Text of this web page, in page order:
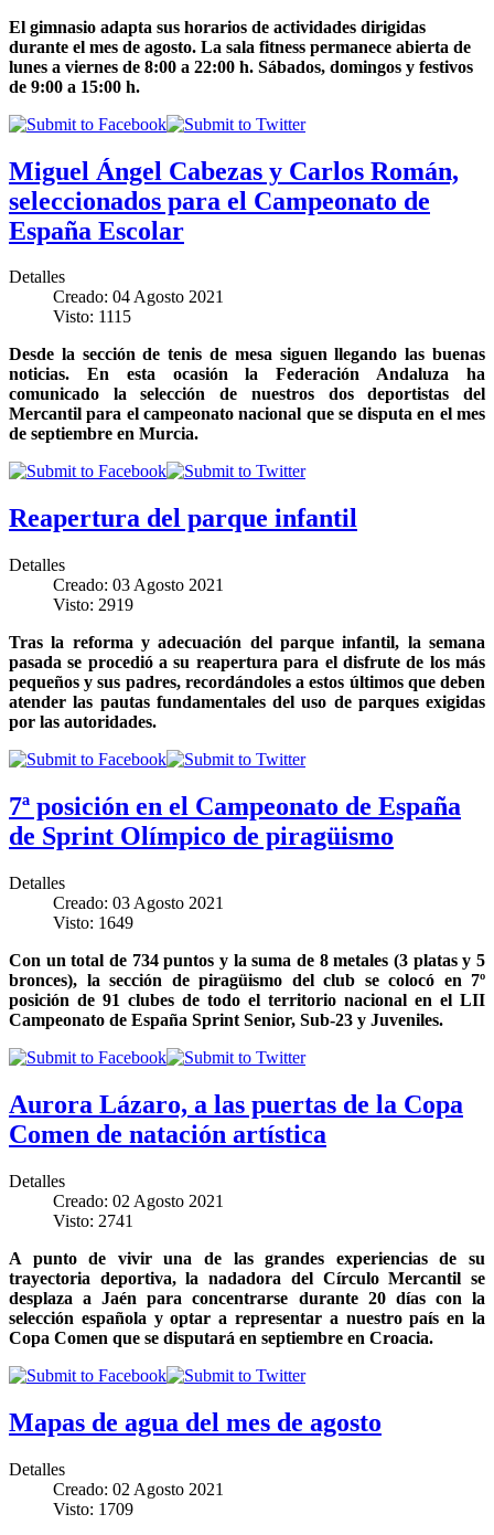
El gimnasio adapta sus horarios de actividades dirigidas
durante el mes de agosto. La sala fitness permanece abierta de
lunes a viernes de 8:00 a 22:00 h. Sábados, domingos y festivos
de 9:00 a 15:00 h.
Miguel Ángel Cabezas y Carlos Román,
seleccionados para el Campeonato de
España Escolar
Detalles
Creado: 04 Agosto 2021
Visto: 1115
Desde la sección de tenis de mesa siguen llegando las buenas
noticias. En esta ocasión la Federación Andaluza ha
comunicado la selección de nuestros dos deportistas del
Mercantil para el campeonato nacional que se disputa en el mes
de septiembre en Murcia.
Reapertura del parque infantil
Detalles
Creado: 03 Agosto 2021
Visto: 2919
Tras la reforma y adecuación del parque infantil, la semana
pasada se procedió a su reapertura para el disfrute de los más
pequeños y sus padres, recordándoles a estos últimos que deben
atender las pautas fundamentales del uso de parques exigidas
por las autoridades.
7ª posición en el Campeonato de España
de Sprint Olímpico de piragüismo
Detalles
Creado: 03 Agosto 2021
Visto: 1649
Con un total de 734 puntos y la suma de 8 metales (3 platas y 5
bronces), la sección de piragüismo del club se colocó en 7º
posición de 91 clubes de todo el territorio nacional en el LII
Campeonato de España Sprint Senior, Sub-23 y Juveniles.
Aurora Lázaro, a las puertas de la Copa
Comen de natación artística
Detalles
Creado: 02 Agosto 2021
Visto: 2741
A punto de vivir una de las grandes experiencias de su
trayectoria deportiva, la nadadora del Círculo Mercantil se
desplaza a Jaén para concentrarse durante 20 días con la
selección española y optar a representar a nuestro país en la
Copa Comen que se disputará en septiembre en Croacia.
Mapas de agua del mes de agosto
Detalles
Creado: 02 Agosto 2021
Visto: 1709